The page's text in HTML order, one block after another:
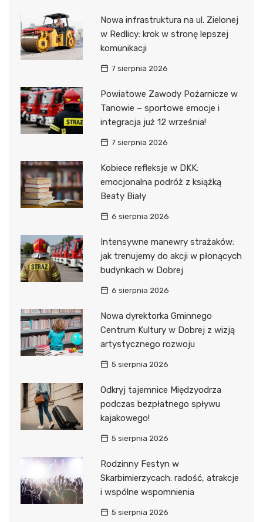
Nowa infrastruktura na ul. Zielonej
w Redlicy: krok w stronę lepszej
komunikacji
7 sierpnia 2026
Powiatowe Zawody Pożarnicze w
Tanowie – sportowe emocje i
integracja już 12 września!
7 sierpnia 2026
Kobiece refleksje w DKK:
emocjonalna podróż z książką
Beaty Biały
6 sierpnia 2026
Intensywne manewry strażaków:
jak trenujemy do akcji w płonących
budynkach w Dobrej
6 sierpnia 2026
Nowa dyrektorka Gminnego
Centrum Kultury w Dobrej z wizją
artystycznego rozwoju
5 sierpnia 2026
Odkryj tajemnice Międzyodrza
podczas bezpłatnego spływu
kajakowego!
5 sierpnia 2026
Rodzinny Festyn w
Skarbimierzycach: radość, atrakcje
i wspólne wspomnienia
5 sierpnia 2026